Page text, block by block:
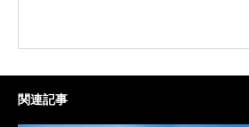
関連記事